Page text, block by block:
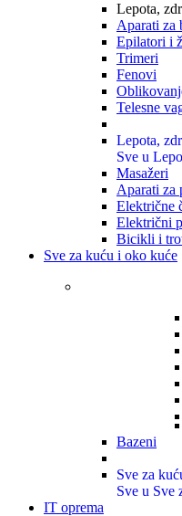
Lepota,
Aparati za
Epilatori i
Trimeri
Fenovi
Telesne
Lepota,
Sve u
Masažeri
Aparati za
Električne
Električni
Bicikli i
Sve za kuću i oko kuće
Bazeni
Sve za
Sve u Sve
IT oprema